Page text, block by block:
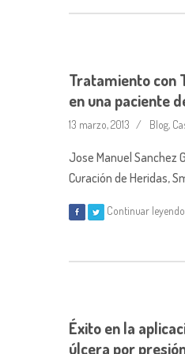
Tratamiento con
en una paciente
13 marzo, 2013 Blog,
Jose Manuel Sanchez
Curación de Heridas,
Continuar
Éxito en la
úlcera por